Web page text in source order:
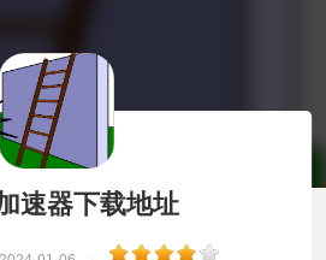
速器下载地址